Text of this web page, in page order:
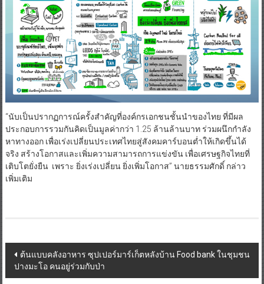
“นับเป็นปรากฏการณ์ครั้งสำคัญที่องค์กรเอกชนชั้นนำของไทย ที่มีผล
ประกอบการรวมกันคิดเป็นมูลค่ากว่า 1.25 ล้านล้านบาท ร่วมผนึกกำลัง
หาทางออก เพื่อเร่งเปลี่ยนประเทศไทยสู่สังคมคาร์บอนต่ำให้เกิดขึ้นได้
จริง สร้างโอกาสและเพิ่มความสามารถการแข่งขัน เพื่อเศรษฐกิจไทยที่
เติบโตยั่งยืน เพราะ ยิ่งเร่งเปลี่ยน ยิ่งเพิ่มโอกาส” นายธรรมศักดิ์ กล่าว
เพิ่มเติม
Post
navigation
ต้นแบบคลังอาหาร ซุปเปอร์มาร์เก็ตหลังบ้าน Food bank ในชุมชน
ปางมะโอ คนอยู่ร่วมกับป่า